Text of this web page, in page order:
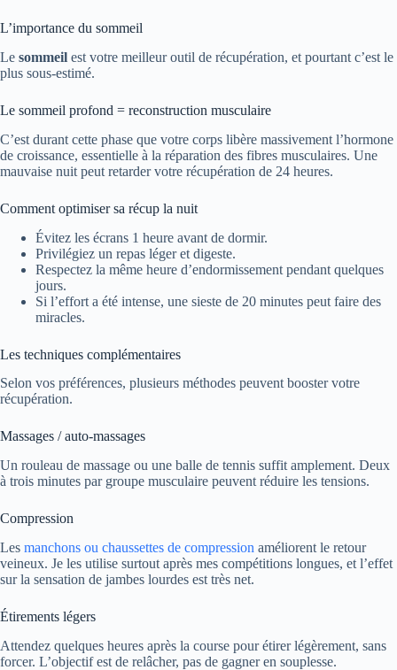
L’importance du sommeil
Le sommeil est votre meilleur outil de récupération, et pourtant c’est le
plus sous-estimé.
Le sommeil profond = reconstruction musculaire
C’est durant cette phase que votre corps libère massivement l’hormone
de croissance, essentielle à la réparation des fibres musculaires. Une
mauvaise nuit peut retarder votre récupération de 24 heures.
Comment optimiser sa récup la nuit
Évitez les écrans 1 heure avant de dormir.
Privilégiez un repas léger et digeste.
Respectez la même heure d’endormissement pendant quelques
jours.
Si l’effort a été intense, une sieste de 20 minutes peut faire des
miracles.
Les techniques complémentaires
Selon vos préférences, plusieurs méthodes peuvent booster votre
récupération.
Massages / auto-massages
Un rouleau de massage ou une balle de tennis suffit amplement. Deux
à trois minutes par groupe musculaire peuvent réduire les tensions.
Compression
Les manchons ou chaussettes de compression améliorent le retour
veineux. Je les utilise surtout après mes compétitions longues, et l’effet
sur la sensation de jambes lourdes est très net.
Étirements légers
Attendez quelques heures après la course pour étirer légèrement, sans
forcer. L’objectif est de relâcher, pas de gagner en souplesse.